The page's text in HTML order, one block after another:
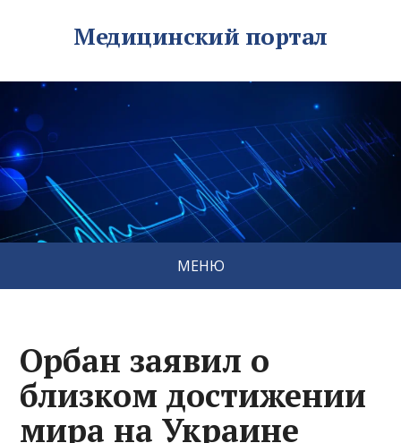
Медицинский портал
МЕНЮ
Орбан заявил о
близком достижении
мира на Украине